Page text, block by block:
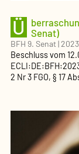
Ü
Senat)
BFH 9. Senat|
Beschlussvom
2 Nr 3 FGO, § 17